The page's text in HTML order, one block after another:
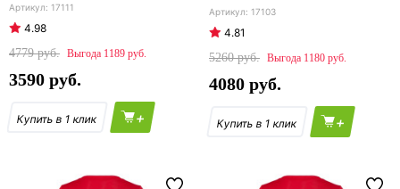
17111
4.98
4779
1189
3590
+
17103
4.81
5260
1180
4080
+